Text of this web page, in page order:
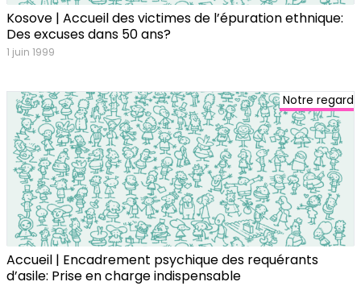
Kosove | Accueil des victimes de l’épuration ethnique:
Des excuses dans 50 ans?
1 juin 1999
Notre regard
Accueil | Encadrement psychique des requérants
d’asile: Prise en charge indispensable